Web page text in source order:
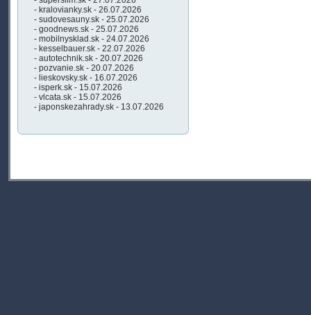
- kralovianky.sk - 26.07.2026
- sudovesauny.sk - 25.07.2026
- goodnews.sk - 25.07.2026
- mobilnysklad.sk - 24.07.2026
- kesselbauer.sk - 22.07.2026
- autotechnik.sk - 20.07.2026
- pozvanie.sk - 20.07.2026
- lieskovsky.sk - 16.07.2026
- isperk.sk - 15.07.2026
- vlcata.sk - 15.07.2026
- japonskezahrady.sk - 13.07.2026